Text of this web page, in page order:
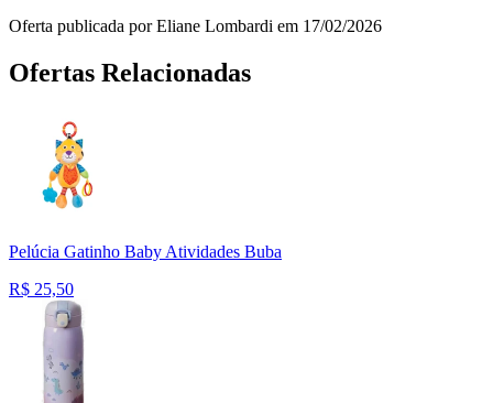
Oferta publicada por Eliane Lombardi em 17/02/2026
Ofertas Relacionadas
Pelúcia Gatinho Baby Atividades Buba
R$ 25,50